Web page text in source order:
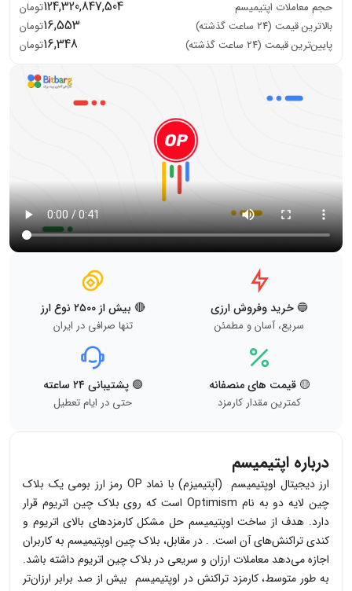
حجم معاملات اپتیمیسم 124,320,847,504تومان
بالاترین قیمت (۲۴ ساعت گذشته)
16,553تومان
پایین‌ترین قیمت (۲۴ ساعت گذشته)
16,348تومان
🔵 خرید وفروش ارزی
سریع، آسان و مطمئن
🔴 بیش از ۲۵۰۰ نوع ارز
تنها صرافی در ایران
🟡 قیمت های منصفانه
کمترین مقدار کارمزد
🟢 پشتیبانی ۲۴ ساعته
حتی در ایام تعطیل
درباره اپتیمیسم
ارز دیجیتال اوپتیمیسم (آپتیمیزم) با نماد OP رمز ارز بومی یک بلاک
چین لایه دو به نام Optimism است که روی بلاک چین اتریوم قرار
دارد. هدف از ساخت اوپتیمیسم حل مشکل کارمزدهای بالای اتریوم و
کندی تراکنش‌های آن است. . در مقابل، بلاک چین اوپتیمیسم به کاربران
اجازه می‌دهد معاملات ارزان و سریعی در بلاک چین اتریوم داشته باشد.
به طور متوسط، کارمزد تراکنش در اوپتیمیسم بیش از صد برابر ارزان‌تر